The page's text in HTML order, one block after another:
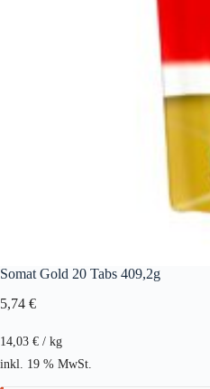
Somat Gold 20 Tabs 409,2g
5,74 €
14,03 € / kg
inkl. 19 % MwSt.